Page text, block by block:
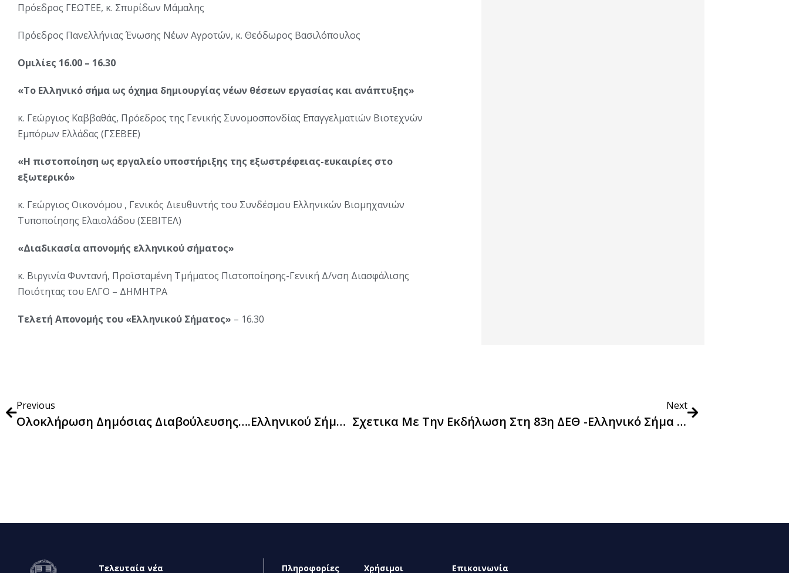
Πρόεδρος ΓΕΩΤΕΕ, κ. Σπυρίδων Μάμαλης
Πρόεδρος Πανελλήνιας Ένωσης Νέων Αγροτών, κ. Θεόδωρος Βασιλόπουλος
Ομιλίες 16.00 – 16.30
«Το Ελληνικό σήμα ως όχημα δημιουργίας νέων θέσεων εργασίας και ανάπτυξης»
κ. Γεώργιος Καββαθάς, Πρόεδρος της Γενικής Συνομοσπονδίας Επαγγελματιών Βιοτεχνών
Εμπόρων Ελλάδας (ΓΣΕΒΕΕ)
«Η πιστοποίηση ως εργαλείο υποστήριξης της εξωστρέφειας-ευκαιρίες στο
εξωτερικό»
κ. Γεώργιος Οικονόμου , Γενικός Διευθυντής του Συνδέσμου Ελληνικών Βιομηχανιών
Τυποποίησης Ελαιολάδου (ΣΕΒΙΤΕΛ)
«Διαδικασία απονομής ελληνικού σήματος»
κ. Βιργινία Φυντανή, Προϊσταμένη Τμήματος Πιστοποίησης-Γενική Δ/νση Διασφάλισης
Ποιότητας του ΕΛΓΟ – ΔΗΜΗΤΡΑ
Τελετή Απονομής του «Ελληνικού Σήματος» – 16.30
Previous
Ολοκλήρωση Δημόσιας Διαβούλευσης….ελληνικού Σήματος Στο Ελαιόλαδο
Next
Σχετικα Με Την Εκδήλωση Στη 83η ΔΕΘ -Ελληνικό Σήμα Στην Ελιά Και Το Ελαιόλαδο: Η Συμβολή Του Στην Τυποποίηση Και Προώθηση Των Ποιοτικών Ελληνικών Προϊόντων
Τελευταία νέα Πληροφορίες Χρήσιμοι Επικοινωνία